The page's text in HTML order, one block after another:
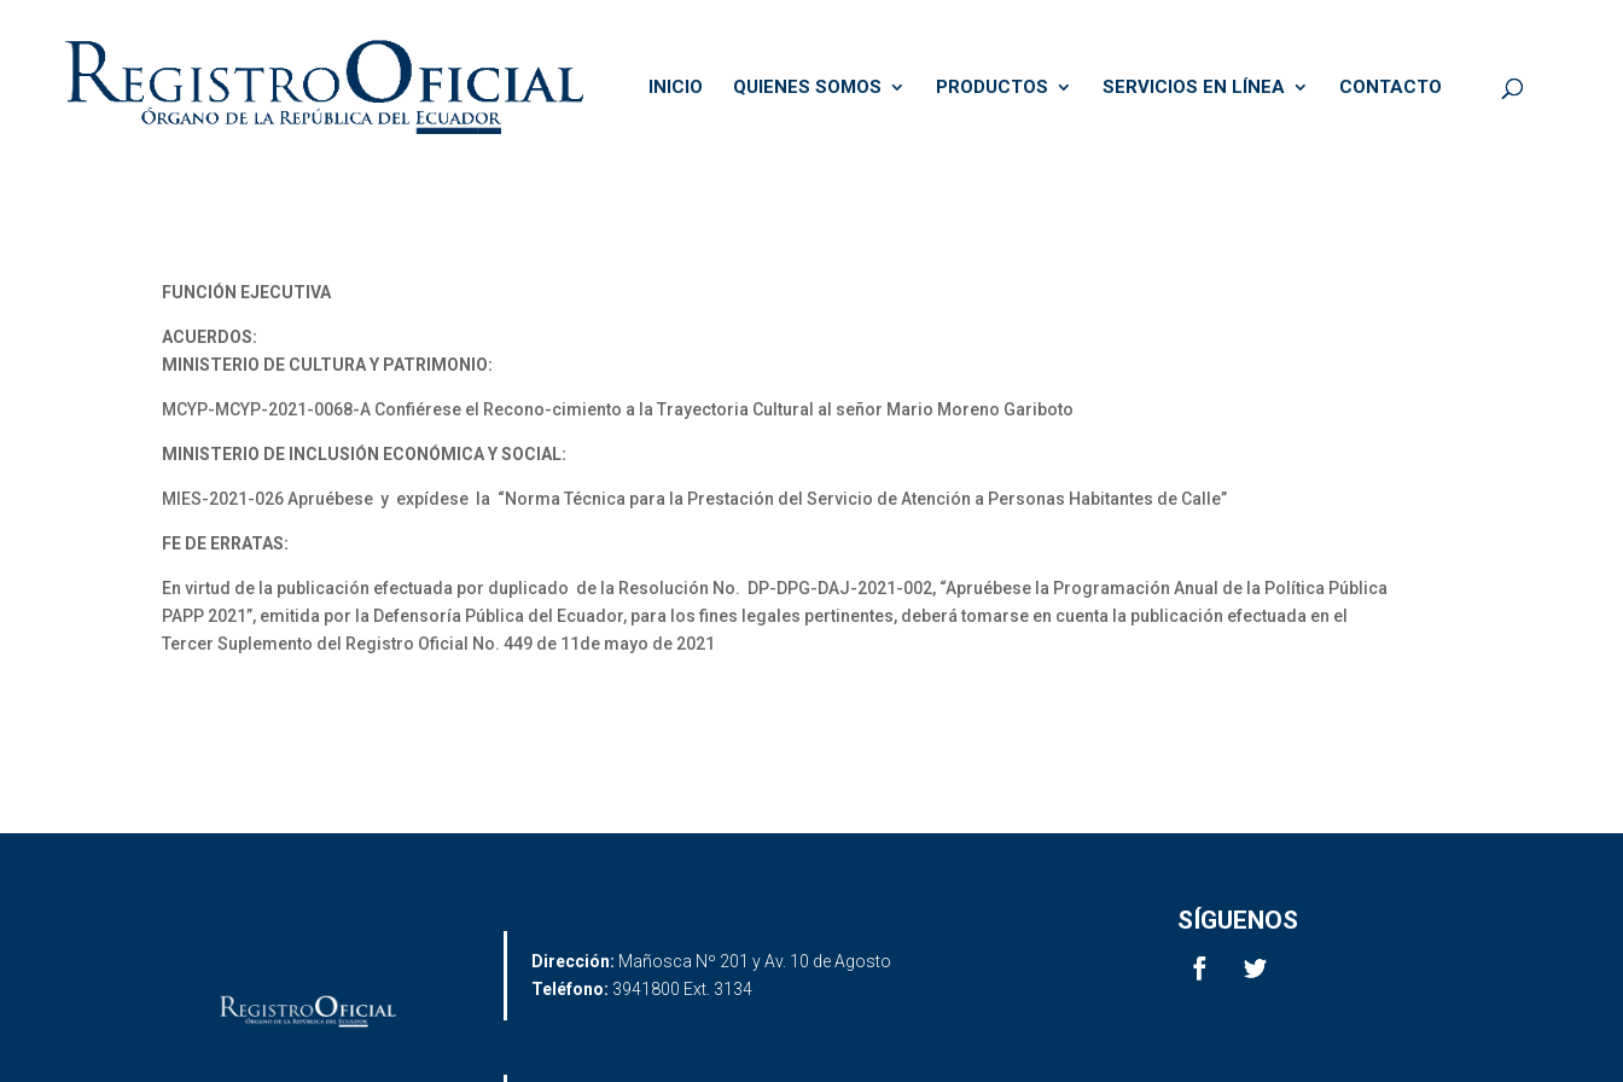
INICIO QUIENES SOMOS PRODUCTOS SERVICIOS EN LÍNEA CONTACTO
FUNCIÓN EJECUTIVA
ACUERDOS:
MINISTERIO DE CULTURA Y PATRIMONIO:
MCYP-MCYP-2021-0068-A Confiérese el Recono-cimiento a la Trayectoria Cultural al señor Mario Moreno Gariboto
MINISTERIO DE INCLUSIÓN ECONÓMICA Y SOCIAL:
MIES-2021-026 Apruébese y expídese la “Norma Técnica para la Prestación del Servicio de Atención a Personas Habitantes de Calle”
FE DE ERRATAS:
En virtud de la publicación efectuada por duplicado de la Resolución No. DP-DPG-DAJ-2021-002, “Apruébese la Programación Anual de la Política Pública
PAPP 2021”, emitida por la Defensoría Pública del Ecuador, para los fines legales pertinentes, deberá tomarse en cuenta la publicación efectuada en el
Tercer Suplemento del Registro Oficial No. 449 de 11de mayo de 2021
Dirección: Mañosca Nº 201 y Av. 10 de Agosto
Teléfono: 3941800 Ext. 3134
SÍGUENOS